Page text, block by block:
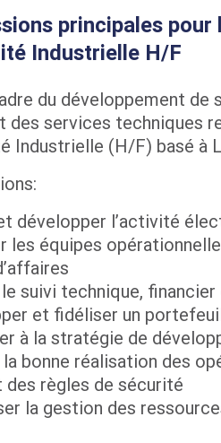
principales
Industrielle H/F
du développement
des services techniques
Industrielle (H/F) basé à
développer l’activité
les équipes
le suivi technique,
et fidéliser un
à la stratégie de
la bonne réalisation des
des règles de sécurité
la gestion des